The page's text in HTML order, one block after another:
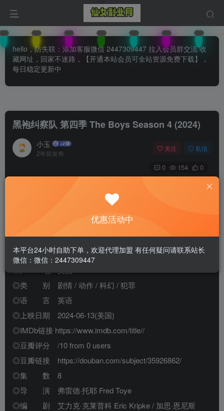
hello，防失联：添加客服微信 2447309447 拉入会员群交流 收
藏网址，回家不迷路，【开通本站会员可全站资源免费下载】，
每日稳定更新中
黑袍纠察队 第四季 The Boys Season 4 (2024)
小玉
2年前发布
关注 私信
0 154 0
◎译 名 黑袍纠察队 第四季 / 英雄克星
◎片 名 The Boys Season 4
◎年 代 2024
◎类 别 剧情 / 动作 / 科幻 / 犯罪
◎语 言 英语
◎上映日期 2024-06-13(美国)
◎IMDb链接 https://www.imdb.com/title//
◎豆瓣评分 /10 from 0 users
◎豆瓣链接 https://douban.com/subject/35926862/
◎集 数 8
◎导 演 弗雷德·托耶 Fred Toye
◎编 剧 艾力克·克莱普科 Eric Kripke / 加思·恩尼斯
优惠活动中
本平台24小时自助下单，欢迎代理加盟 有任何疑问请联系站长
微信：微信：2447309447